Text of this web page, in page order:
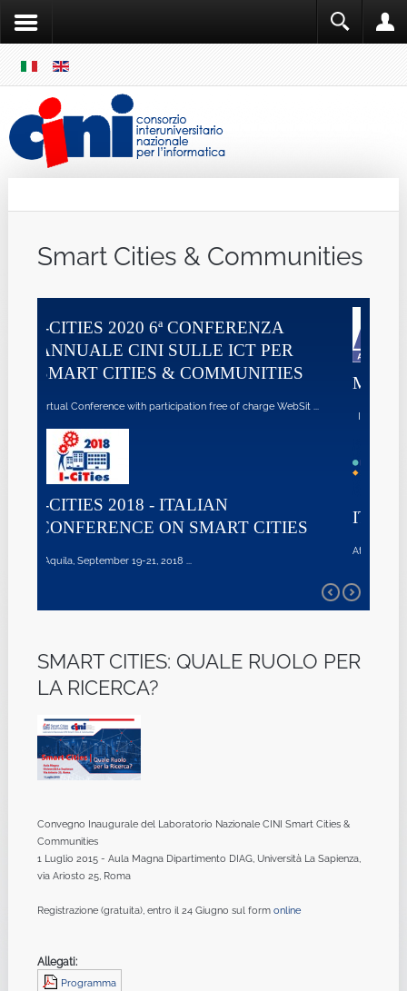
MENU
Smart Cities & Communities
ICT PER
free of charge WebSit ...
CITIES
MONIQA
ITALIAN SMART CITIES
Attivato ‘Italian Smart Cities’, database nazion ...
SMART CITIES: QUALE RUOLO PER
LA RICERCA?
Convegno Inaugurale del Laboratorio Nazionale CINI Smart Cities &
Communities
1 Luglio 2015 - Aula Magna Dipartimento DIAG, Università La Sapienza,
via Ariosto 25, Roma
Registrazione (gratuita), entro il 24 Giugno sul form online
Allegati:
Programma